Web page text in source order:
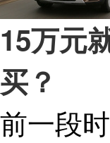
15万元
买？
前一段